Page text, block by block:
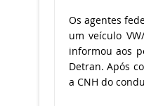
Os agentes
um veículo
informou aos
Detran. Após
a CNH do